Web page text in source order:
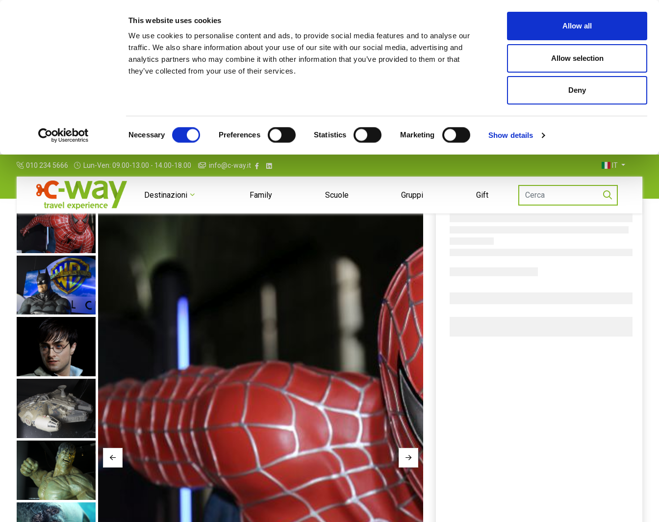
This website uses cookies
We use cookies to personalise content and ads, to provide social media features and to analyse our
traffic. We also share information about your use of our site with our social media, advertising and
analytics partners who may combine it with other information that you’ve provided to them or that
they’ve collected from your use of their services.
Necessary Preferences Statistics Marketing Show details
Allow all
Allow selection
Deny
010 234 5666 Lun-Ven: 09.00-13.00 - 14.00-18.00 info@c-way.it IT
Destinazioni Family Scuole Gruppi Gift